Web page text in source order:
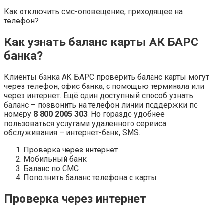
Как отключить смс-оповещение, приходящее на
телефон?
Как узнать баланс карты АК БАРС
банка?
Клиенты банка АК БАРС проверить баланс карты могут
через телефон, офис банка, с помощью терминала или
через интернет. Ещё один доступный способ узнать
баланс – позвонить на телефон линии поддержки по
номеру 8 800 2005 303. Но гораздо удобнее
пользоваться услугами удаленного сервиса
обслуживания – интернет-банк, SMS.
Проверка через интернет
Мобильный банк
Баланс по СМС
Пополнить баланс телефона с карты
Проверка через интернет